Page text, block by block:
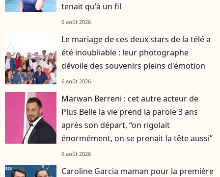
tenait qu'à un fil
6 août 2026
Le mariage de ces deux stars de la télé a
été inoubliable : leur photographe
dévoile des souvenirs pleins d'émotion
6 août 2026
Marwan Berreni : cet autre acteur de
Plus Belle la vie prend la parole 3 ans
après son départ, “on rigolait
énormément, on se prenait la tête aussi”
6 août 2026
Caroline Garcia maman pour la première